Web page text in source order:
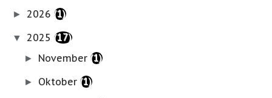
► 2026 (1)
▼ 2025 (17)
► November(1)
► Oktober(1)